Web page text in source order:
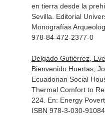
en tierra desde la
Sevilla. Editorial
Monografías
978-84-472-2377-0
Delgado Gutiérrez,
Bienvenido Huertas,
Ecuadorian Social
Thermal Comfort to
224. En: Energy
ISBN 978-3-030-